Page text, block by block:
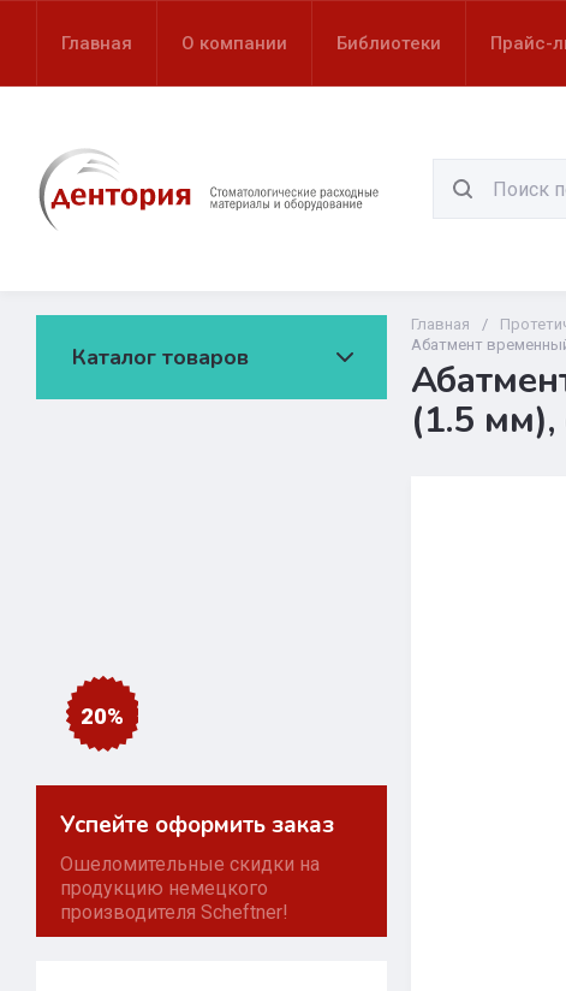
Главная О компании Библиотеки Прайс-
Каталог товаров
20%
Успейте оформить заказ
Ошеломительные скидки на
продукцию немецкого
производителя Scheftner!
Главная /
Абатмент
(1.5 мм),